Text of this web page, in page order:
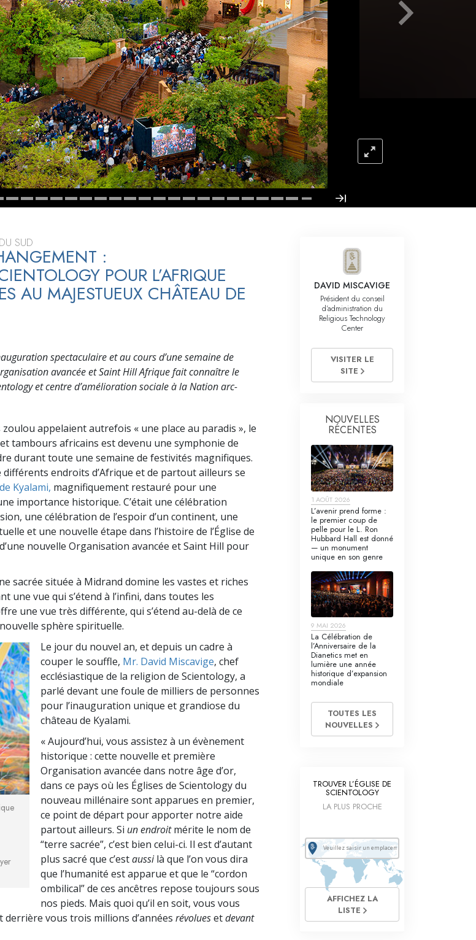
L’échelle des tons émotionnels
Réponses aux drogues
Les enfants
Des outils pour le monde du travail
L’éthique et les conditions
La raison de l’oppression
Les investigations
Les fondements de l’organisation
Les fondements des relations publiques
La technologie de l’étude
SUD
:
POUR L’AFRIQUE
AU MAJESTUEUX CHÂTEAU DE
spectaculaire et au cours d’une semaine de
avancée et Saint Hill Afrique fait connaître le
et centre d’amélioration sociale à la Nation arc-
appelaient autrefois « une place au paradis », le
tambours africains est devenu une symphonie de
durant toute une semaine de festivités magnifiques.
différents endroits d’Afrique et de partout ailleurs se
Kyalami, magnifiquement restauré pour une
importance historique. C’était une célébration
une célébration de l’espoir d’un continent, une
et une nouvelle étape dans l’histoire de l’Église de
nouvelle Organisation avancée et Saint Hill pour
sacrée située à Midrand domine les vastes et riches
une vue qui s’étend à l’infini, dans toutes les
une vue très différente, qui s’étend au-delà de ce
sphère spirituelle.
Le jour du nouvel an, et depuis un cadre à
couper le souffle, Mr. David Miscavige, chef
ecclésiastique de la religion de Scientology, a
parlé devant une foule de milliers de personnes
pour l’inauguration unique et grandiose du
château de Kyalami.
« Aujourd’hui, vous assistez à un évènement
historique : cette nouvelle et première
Organisation avancée dans notre âge d’or,
dans ce pays où les Églises de Scientology du
nouveau millénaire sont apparues en premier,
ce point de départ pour apporter notre aide
partout ailleurs. Si un endroitmérite le nom de
“terre sacrée”, c’est bien celui-ci. Il est d’autant
plus sacré que c’estaussilà que l’on vous dira
que l’humanité est apparue et que le “cordon
ombilical” de ces ancêtres repose toujours sous
nos pieds. Mais quoi qu’il en soit, vous vous
vous trois millions d’années révoluesetdevant
DAVID MISCAVIGE
Président du conseil
d’administration du
Religious Technology
Center
VISITER LE
SITE
NOUVELLES
RÉCENTES
1 AOÛT 2026
L’avenir prend forme :
le premier coup de
pelle pour le L. Ron
Hubbard Hall est donné
— un monument
unique en son genre
9 MAI 2026
La Célébration de
l’Anniversaire de la
Dianetics met en
lumière une année
historique d’expansion
mondiale
TOUTES LES
NOUVELLES
TROUVER L’ÉGLISE DE
SCIENTOLOGY
LA PLUS PROCHE
AFFICHEZ LA
LISTE